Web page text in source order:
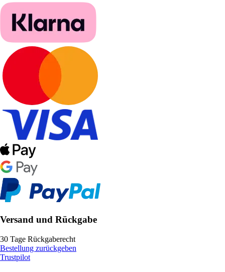
Versand und Rückgabe
30 Tage Rückgaberecht
Bestellung zurückgeben
Trustpilot